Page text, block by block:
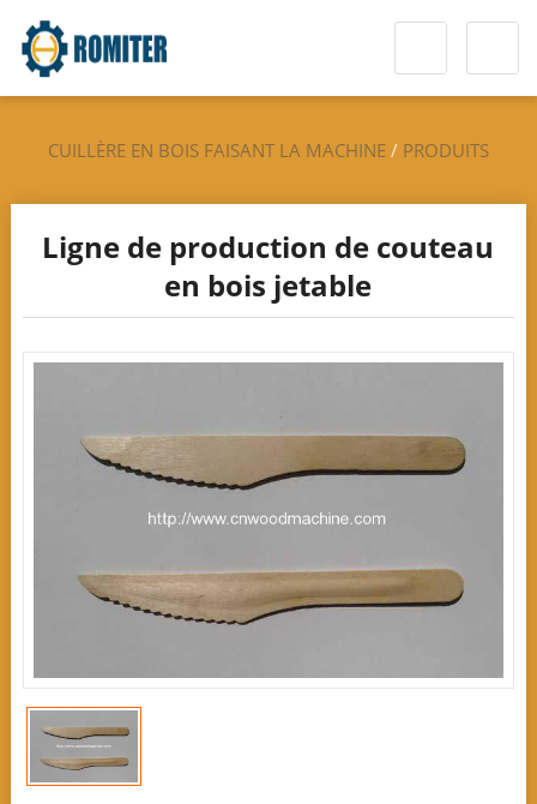
CUILLÈRE EN BOIS FAISANT LA MACHINE / PRODUITS
CHAUDS
Ligne de production de couteau
en bois jetable